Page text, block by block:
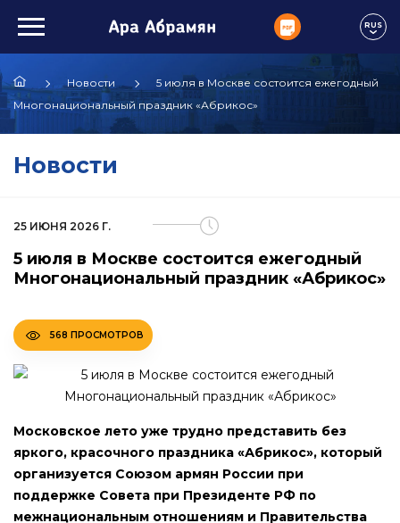
RUS
Новости
5 июля в Москве состоится ежегодный
Многонациональный праздник «Абрикос»
Новости
25 ИЮНЯ 2026 Г.
5 июля в Москве состоится ежегодный
Многонациональный праздник «Абрикос»
568 ПРОСМОТРОВ
Московское лето уже трудно представить без
яркого, красочного праздника «Абрикос», который
организуется Союзом армян России при
поддержке Совета при Президенте РФ по
межнациональным отношениям и Правительства